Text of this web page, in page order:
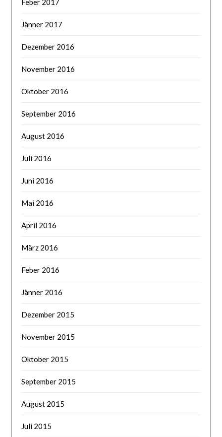
Jänner 2017
Dezember 2016
November 2016
Oktober 2016
September 2016
August 2016
Juli 2016
Juni 2016
Mai 2016
April 2016
März 2016
Feber 2016
Jänner 2016
Dezember 2015
November 2015
Oktober 2015
September 2015
August 2015
Juli 2015